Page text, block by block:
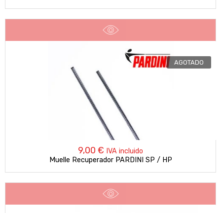
AGOTADO
9,00 € IVA incluido
Muelle Recuperador PARDINI SP / HP